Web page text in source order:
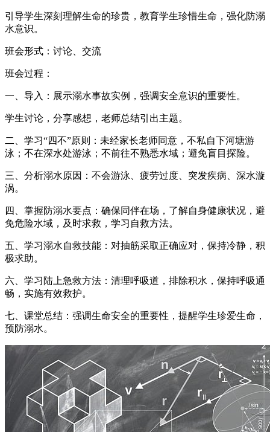
引导学生深刻理解生命的珍贵，教育学生珍惜生命，强化防溺
水意识。
班会形式：讨论、交流
班会过程：
一、导入：展示溺水事故实例，强调安全意识的重要性。
学生讨论，分享感想，老师总结引出主题。
二、学习“四不”原则：未经家长老师同意，不私自下河塘游
泳；不在深水处游泳；不前往不熟悉水域；避免盲目探险。
三、分析溺水原因：不会游泳、疲劳过度、突发疾病、深水漩
涡。
四、掌握防溺水要点：确保同伴在场，了解自身健康状况，避
免危险水域，及时求救，学习自救方法。
五、学习溺水自救技能：对抽筋采取正确应对，保持冷静，积
极求助。
六、学习陆上急救方法：清理呼吸道，排除积水，保持呼吸通
畅，实施有效救护。
七、课堂总结：强调生命安全的重要性，提醒学生珍爱生命，
预防溺水。